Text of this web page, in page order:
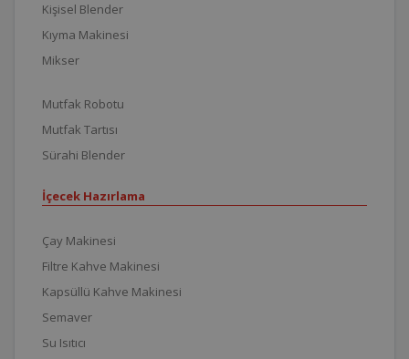
Kişisel Blender
Kıyma Makinesi
Mikser
Mutfak Robotu
Mutfak Tartısı
Sürahi Blender
İçecek Hazırlama
Çay Makinesi
Filtre Kahve Makinesi
Kapsüllü Kahve Makinesi
Semaver
Su Isıtıcı